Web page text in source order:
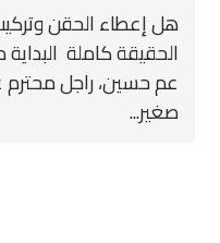
هل إعطاء الحقن
الحقيقة كاملة
صغير...